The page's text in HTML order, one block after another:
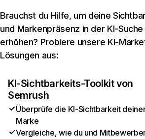
Brauchst du Hilfe, um deine
und Markenpräsenz in der KI-Suche
erhöhen? Probiere unsere KI-
Lösungen aus:
KI-Sichtbarkeits-Toolkit von
Semrush
Überprüfe die KI-Sichtbarkeit
Marke
Vergleiche, wie du und